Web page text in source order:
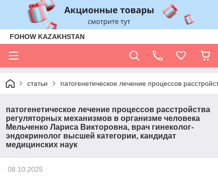
FOHOW KAZAKHSTAN
cтатьи патогенетическое лечение процессов
патогенетическое лечение процессов расстройства
регуляторных механизмов в организме человека
Мельченко Лариса Викторовна, врач гинеколог-
эндокринолог высшей категории, кандидат
медицинских наук
08.10.2025